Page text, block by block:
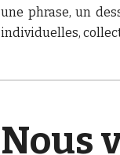
une phrase, un
individuelles,
Nous